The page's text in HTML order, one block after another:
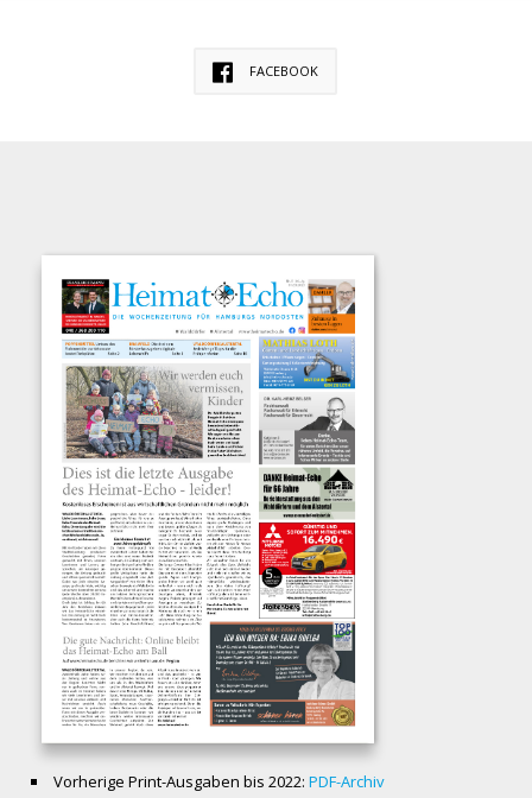
FACEBOOK
Vorherige Print-Ausgaben bis 2022: PDF-Archiv